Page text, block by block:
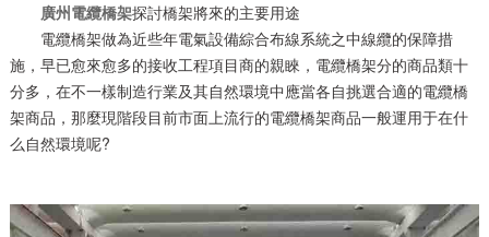
廣州電纜橋架探討橋架將來的主要用途
電纜橋架做為近些年電氣設備綜合布線系統之中線纜的保障措
施，早已愈來愈多的接收工程項目商的親睞，電纜橋架分的商品類十
分多，在不一樣制造行業及其自然環境中應當各自挑選合適的電纜橋
架商品，那麼現階段目前市面上流行的電纜橋架商品一般運用于在什
么自然環境呢?